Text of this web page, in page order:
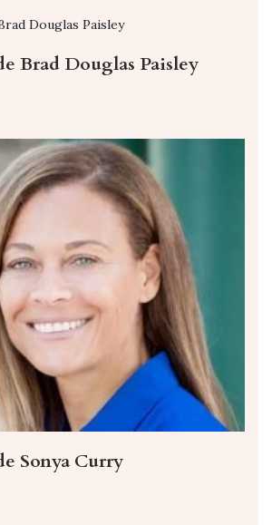
Brad Douglas Paisley
Sonya Curry